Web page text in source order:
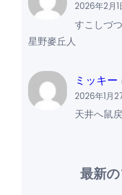
2026年2月1
すこしづ
星野麥丘人
ミッキー
2026年1月
天井へ鼠
最新